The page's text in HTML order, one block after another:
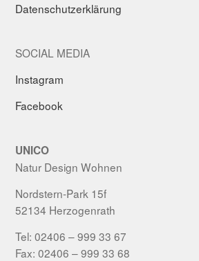
Datenschutzerklärung
SOCIAL MEDIA
Instagram
Facebook
UNICO
Natur Design Wohnen
Nordstern-Park 15f
52134 Herzogenrath
Tel: 02406 – 999 33 67
Fax: 02406 – 999 33 68